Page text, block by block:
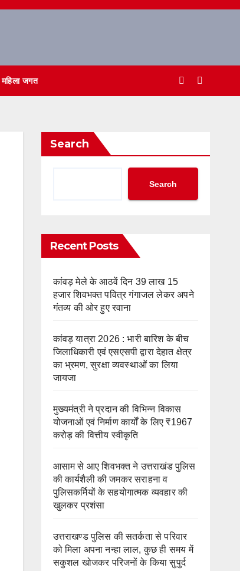
महिला जगत
Search
Search
Recent Posts
कांवड़ मेले के आठवें दिन 39 लाख 15
हजार शिवभक्त पवित्र गंगाजल लेकर अपने
गंतव्य की ओर हुए रवाना
कांवड़ यात्रा 2026 : भारी बारिश के बीच
जिलाधिकारी एवं एसएसपी द्वारा देहात क्षेत्र
का भ्रमण, सुरक्षा व्यवस्थाओं का लिया
जायजा
मुख्यमंत्री ने प्रदान की विभिन्न विकास
योजनाओं एवं निर्माण कार्यों के लिए ₹1967
करोड़ की वित्तीय स्वीकृति
आसाम से आए शिवभक्त ने उत्तराखंड पुलिस
की कार्यशैली की जमकर सराहना व
पुलिसकर्मियों के सहयोगात्मक व्यवहार की
खुलकर प्रशंसा
उत्तराखण्ड पुलिस की सतर्कता से परिवार
को मिला अपना नन्हा लाल, कुछ ही समय में
सकुशल खोजकर परिजनों के किया सुपुर्द